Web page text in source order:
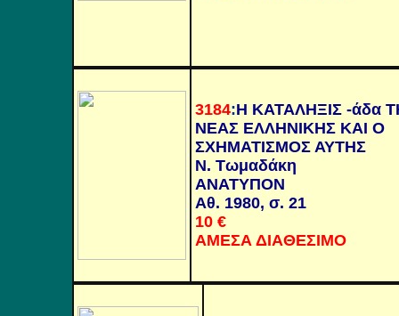
3184:Η ΚΑΤΑΛΗΞΙΣ -άδα
ΝΕΑΣ ΕΛΛΗΝΙΚΗΣ ΚΑΙ Ο
ΣΧΗΜΑΤΙΣΜΟΣ ΑΥΤΗΣ
Ν. Τωμαδάκη
ΑΝΑΤΥΠΟΝ
Αθ. 1980, σ. 21
10€
ΑΜΕΣΑ ΔΙΑΘΕΣΙΜΟ